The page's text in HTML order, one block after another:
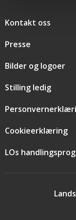
Snarveier
Kontakt oss
Presse
Bilder og logoer
Stilling ledig
Cookieerklæring
LOs